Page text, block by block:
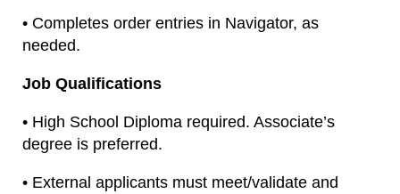
• Completes order entries in Navigator, as
needed.
Job Qualifications
• High School Diploma required. Associate’s
degree is preferred.
• External applicants must meet/validate and